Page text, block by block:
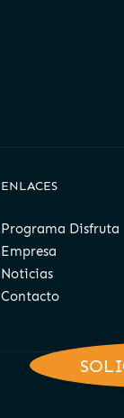
ENLACES
Programa Disfruta
Empresa
Noticias
Contacto